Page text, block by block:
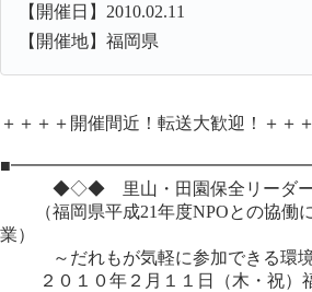
【開催日】2010.02.11
【開催地】福岡県
＋＋＋＋開催間近！転送大歓迎！＋＋
◆◇◆ 里山・田園保全リーダ
（福岡県平成21年度NPOとの協働
業）
～だれもが気軽に参加できる環境
２０１０年２月１１日（木・祝）